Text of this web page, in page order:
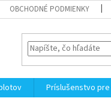
OBCHODNÉ PODMIENKY
Príslušenstvo